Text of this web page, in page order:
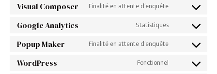
service
recaptcha
Visual Composer Finalité en attente d’enquête
Consent
service
Google Analytics Statistiques
Consent
service
Popup Maker Finalité en attente d’enquête
Consent
WordPress Fonctionnel
Consent